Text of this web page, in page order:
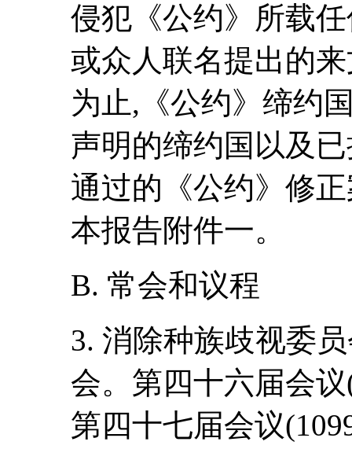
侵犯《公约》所载
或众人联名提出的
为止,《公约》缔约
声明的缔约国以及
通过的《公约》修
本报告附件一。
B. 常会和议程
3. 消除种族歧视委
会。第四十六届会
第四十七届会议